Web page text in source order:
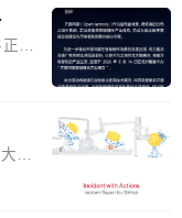
深
些
过
文
。
2
队
他
一
他
能
关
从
作
类
，
新
日
规
，
故